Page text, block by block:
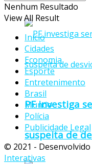
PF investiga
suspeita de
Nenhum Resultado
View All Result
Início
Cidades
Economia
Esporte
Entretenimento
Brasil
Mundo
Polícia
Publicidade Legal
© 2021 -
Interativas